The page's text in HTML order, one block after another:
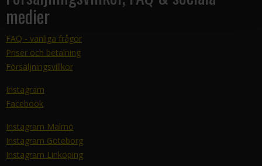
medier
FAQ - vanliga frågor
Priser och betalning
Försäljningsvillkor
Instagram
Facebook
Instagram Malmö
Instagram Göteborg
Instagram Linköping